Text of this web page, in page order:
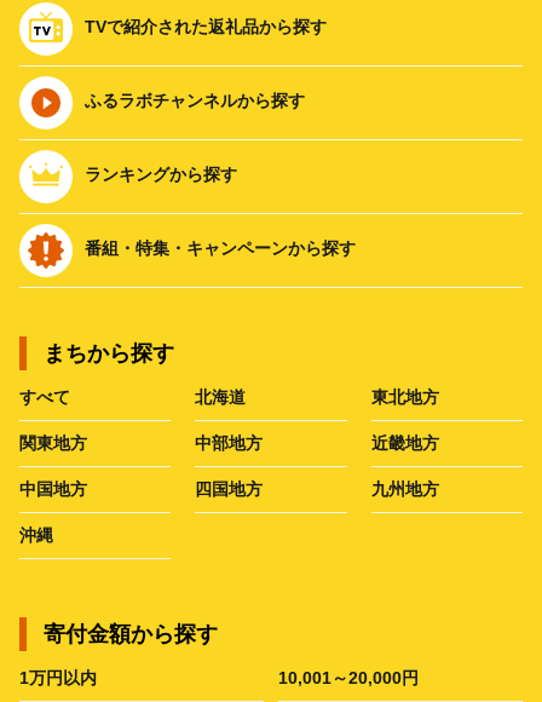
TVで紹介された返礼品から探す
ふるラボチャンネルから探す
ランキングから探す
番組・特集・キャンペーンから探す
まちから探す
すべて 北海道 東北地方
関東地方 中部地方 近畿地方
中国地方 四国地方 九州地方
沖縄
寄付金額から探す
1万円以内 10,001～20,000円